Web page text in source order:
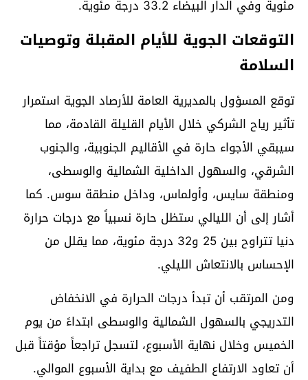
مئوية وفي الدار البيضاء 33.2 درجة مئوية.
التوقعات الجوية للأيام المقبلة وتوصيات
السلامة
توقع المسؤول بالمديرية العامة للأرصاد الجوية استمرار
تأثير رياح الشركي خلال الأيام القليلة القادمة، مما
سيبقي الأجواء حارة في الأقاليم الجنوبية، والجنوب
الشرقي، والسهول الداخلية الشمالية والوسطى،
ومنطقة سايس، وأولماس، وداخل منطقة سوس. كما
أشار إلى أن الليالي ستظل حارة نسبياً مع درجات حرارة
دنيا تتراوح بين 25 و32 درجة مئوية، مما يقلل من
الإحساس بالانتعاش الليلي.
ومن المرتقب أن تبدأ درجات الحرارة في الانخفاض
التدريجي بالسهول الشمالية والوسطى ابتداءً من يوم
الخميس وخلال نهاية الأسبوع، لتسجل تراجعاً مؤقتاً قبل
أن تعاود الارتفاع الطفيف مع بداية الأسبوع الموالي.